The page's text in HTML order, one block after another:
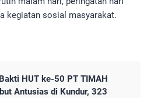
kegiatan sosial masyarakat.
HUT ke-50 PT TIMAH
Antusias di Kundur, 323